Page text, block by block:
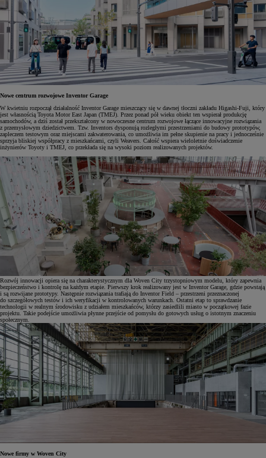
Nowe centrum rozwojowe Inventor Garage
W kwietniu rozpoczął działalność Inventor Garage mieszczący się w dawnej tłoczni zakładu Higashi-Fuji, który
jest własnością Toyota Motor East Japan (TMEJ). Przez ponad pół wieku obiekt ten wspierał produkcję
samochodów, a dziś został przekształcony w nowoczesne centrum rozwojowe łączące innowacyjne rozwiązania
z przemysłowym dziedzictwem. Tzw. Inventors dysponują rozległymi przestrzeniami do budowy prototypów,
zapleczem testowym oraz miejscami zakwaterowania, co umożliwia im pełne skupienie na pracy i jednocześnie
sprzyja bliskiej współpracy z mieszkańcami, czyli Weavers. Całość wspiera wieloletnie doświadczenie
inżynierów Toyoty i TMEJ, co przekłada się na wysoki poziom realizowanych projektów.
Rozwój innowacji opiera się na charakterystycznym dla Woven City trzystopniowym modelu, który zapewnia
bezpieczeństwo i kontrolę na każdym etapie. Pierwszy krok realizowany jest w Inventor Garage, gdzie powstają
i są rozwijane prototypy. Następnie rozwiązania trafiają do Inventor Field – przestrzeni przeznaczonej
do szczegółowych testów i ich weryfikacji w kontrolowanych warunkach. Ostatni etap to sprawdzanie
technologii w realnym środowisku z udziałem mieszkańców, którzy zasiedlili miasto w początkowej fazie
projektu. Takie podejście umożliwia płynne przejście od pomysłu do gotowych usług o istotnym znaczeniu
społecznym.
Nowe firmy w Woven City